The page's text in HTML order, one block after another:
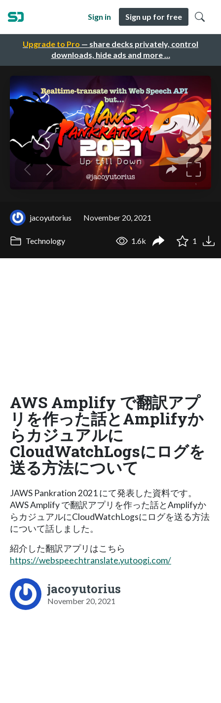
Upgrade to Pro — share decks privately, control
downloads, hide ads and more …
Sign in Sign up for free
jacoyutorius November 20, 2021
Technology 1.6k 1
AWS Amplify で翻訳アプ
リを作った話とAmplifyか
らカジュアルに
CloudWatchLogsにログを
送る方法について
JAWS Pankration 2021 にて発表した資料です。
AWS Amplify で翻訳アプリを作った話とAmplifyか
らカジュアルにCloudWatchLogsにログを送る方法
について話しました。
紹介した翻訳アプリはこちら
https://webspeechtranslate.yutoogi.com/
jacoyutorius
November 20, 2021